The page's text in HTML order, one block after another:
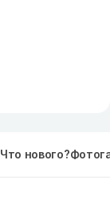
Что нового?